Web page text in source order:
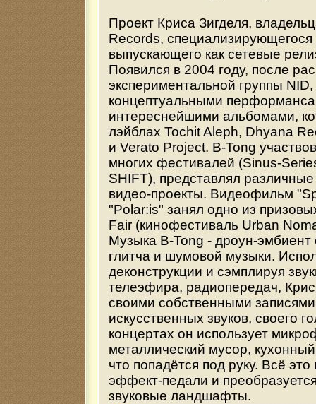
Проект Криса Зигделя,
Records,
выпускающего как сетевые
Появился в 2004 году, после
экспериментальной группы
концептуальными
интереснейшими альбомами,
лэйблах Tochit Aleph, Dhyana
и Verato Project. B-Tong
многих фестивалей (Sinus-
SHIFT), представлял
видео-проекты. Видеофильм
"Polar:is" занял одно из
Fair (кинофестиваль Urban
Музыка B-Tong - дроун-
глитча и шумовой музыки.
деконструкции и сэмплируя
телеэфира, радиопередач,
своими собственными
искусственных звуков, своего
концертах он использует
металлический мусор,
что попадётся под руку. Всё это
эффект-педали и
звуковые ландшафты.